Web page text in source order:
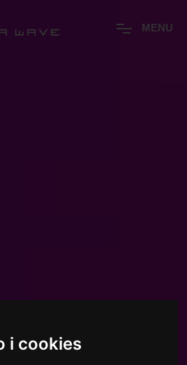
i cookies
MENU